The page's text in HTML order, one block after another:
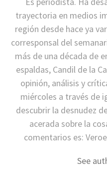
trayectoria en medios
región desde hace ya
corresponsal del
más de una década de
espaldas, Candil de la
opinión, análisis y
miércoles a través de
descubrir la desnudez
acerada sobre la
comentarios es:
See